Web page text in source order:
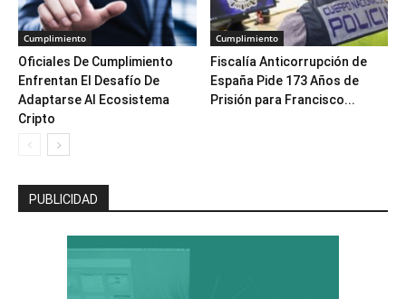
Cumplimiento
Oficiales De Cumplimiento
Enfrentan El Desafío De
Adaptarse Al Ecosistema
Cripto
Cumplimiento
Fiscalía Anticorrupción de
España Pide 173 Años de
Prisión para Francisco...
PUBLICIDAD